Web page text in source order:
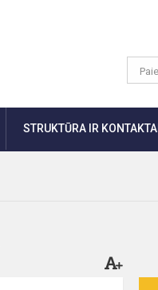
STRUKTŪRA IR KONTAKTAI